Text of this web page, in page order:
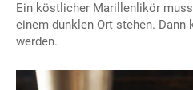
Ein köstlicher Marillenlikör
einem dunklen Ort stehen. Dann
werden.